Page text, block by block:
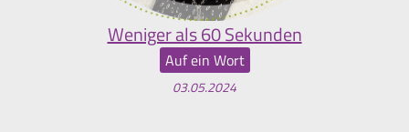
Weniger als 60 Sekunden
Auf ein Wort
03.05.2024